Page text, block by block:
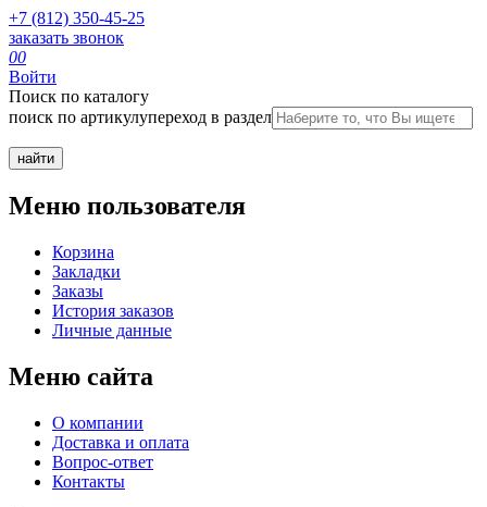
+7 (812) 350-45-25
заказать звонок
00
Войти
Поиск по каталогу
поиск по артикулупереход в раздел
Меню пользователя
Корзина
Закладки
Заказы
История заказов
Личные данные
Меню сайта
О компании
Доставка и оплата
Вопрос-ответ
Контакты